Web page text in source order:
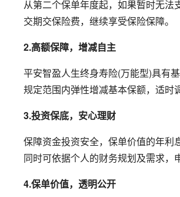
从第二个保单年度起，如果暂时无
交期交保险费，继续享受保险保障。
2.高额保障，增减自主
平安智盈人生终身寿险(万能型)具有
规定范围内弹性增减基本保额，适时
3.投资保底，安心理财
保障资金投资安全，保单价值的年利
同时可依据个人的财务规划及需求，
4.保单价值，透明公开